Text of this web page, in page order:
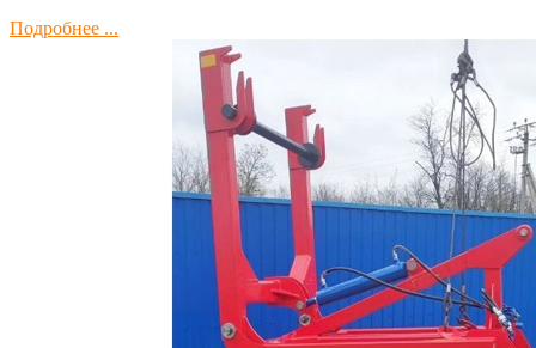
Подробнее ...